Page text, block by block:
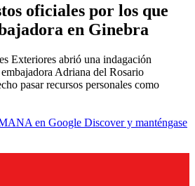
oficiales por los que
en Ginebra
Exteriores abrió una indagación
Adriana del Rosario
pasar recursos personales como
en Google Discover y manténgase